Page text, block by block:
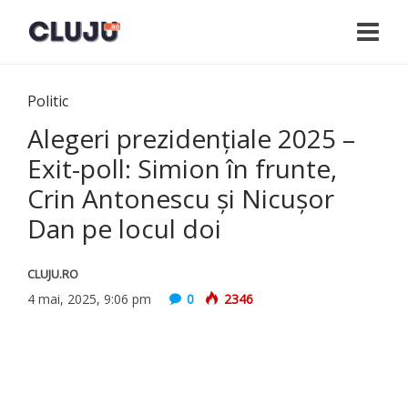
Politic
Alegeri prezidențiale 2025 –
Exit-poll: Simion în frunte,
Crin Antonescu și Nicușor
Dan pe locul doi
CLUJU.RO
4 mai, 2025, 9:06 pm 0 2346